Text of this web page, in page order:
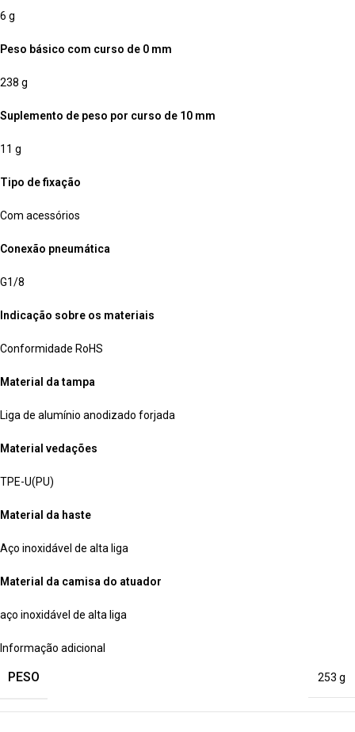
6 g
Peso básico com curso de 0 mm
238 g
Suplemento de peso por curso de 10 mm
11 g
Tipo de fixação
Com acessórios
Conexão pneumática
G1/8
Indicação sobre os materiais
Conformidade RoHS
Material da tampa
Liga de alumínio anodizado forjada
Material vedações
TPE-U(PU)
Material da haste
Aço inoxidável de alta liga
Material da camisa do atuador
aço inoxidável de alta liga
Informação adicional
PESO 253 g